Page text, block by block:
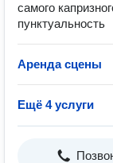
самого
пунктуальность
Аренда сцены
Ещё 4 услуги